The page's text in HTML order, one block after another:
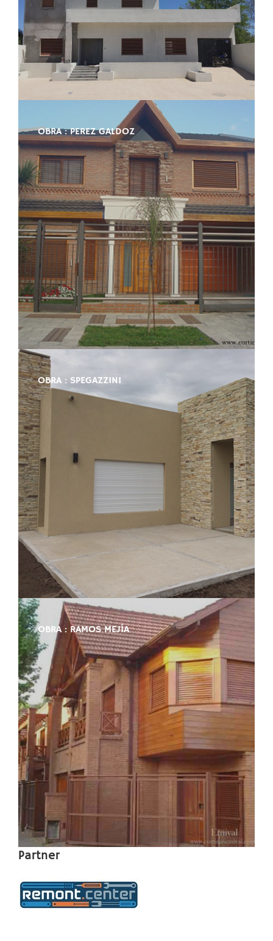
OBRA : PEREZ GALDOZ
OBRA : SPEGAZZINI
OBRA : RAMOS MEJÍA
Partner